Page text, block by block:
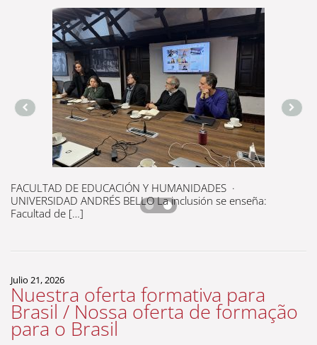
FACULTAD DE EDUCACIÓN Y HUMANIDADES ·
UNIVERSIDAD ANDRÉS BELLO La inclusión se enseña:
Facultad de […]
Julio 21, 2026
Nuestra oferta formativa para
Brasil / Nossa oferta de formação
para o Brasil